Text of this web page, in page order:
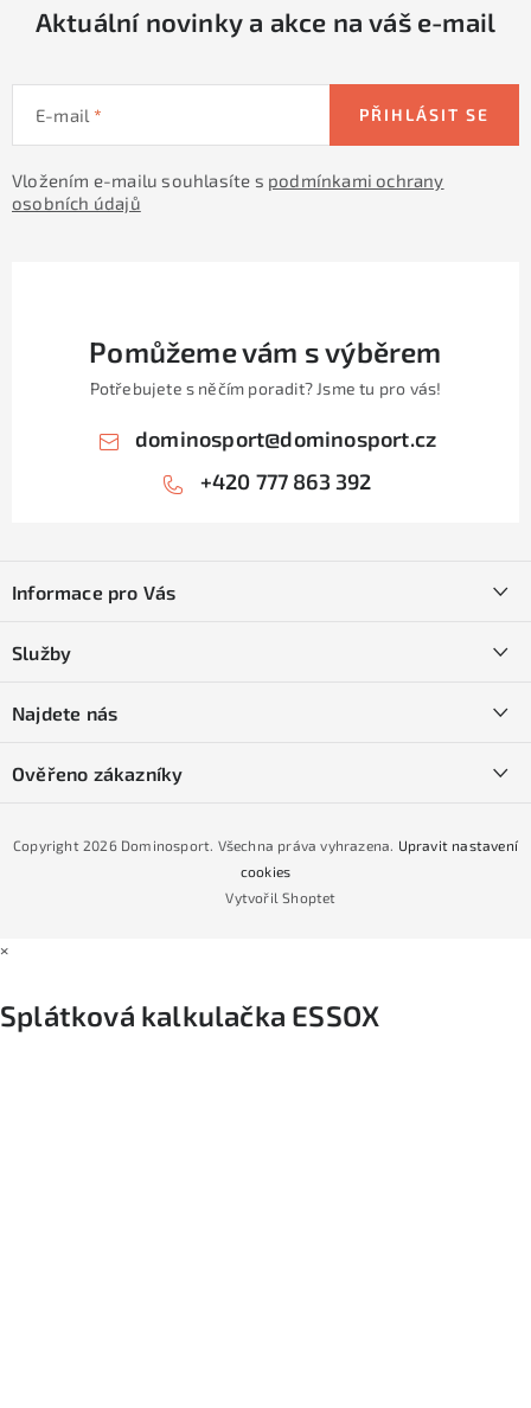
Aktuální novinky a akce na váš e-mail
E-mail
Vložením e-mailu souhlasíte s podmínkami ochrany
osobních údajů
PŘIHLÁSIT SE
Pomůžeme vám s výběrem
Potřebujete s něčím poradit? Jsme tu pro vás!
dominosport@dominosport.cz
+420 777 863 392
pInformace pro Vás
Obchodní podmínky
Podmínky GDPR
Podmínky nákupu na splátky ESSOX
Služby
Naše prodejna
Najdete nás
Ověřeno zákazníky
Vytvořil Shoptet
Copyright 2026 Dominosport. Všechna práva vyhrazena. Upravit nastavení
cookies
×
Splátková kalkulačka ESSOX